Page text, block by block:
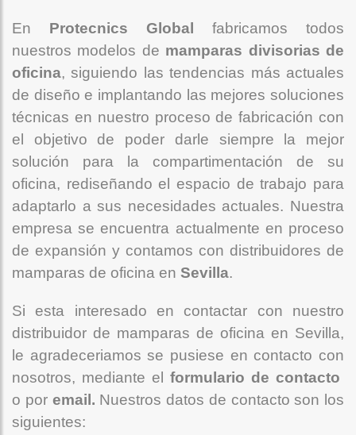
En Protecnics Global
fabricamos todos
nuestros modelos de mamparas divisorias de
oficina, siguiendo las tendencias más actuales
de diseño e implantando las mejores soluciones
técnicas en nuestro proceso de fabricación con
el objetivo de poder darle siempre la mejor
solución para la compartimentación de su
oficina, rediseñando el espacio de trabajo para
adaptarlo a sus necesidades actuales. Nuestra
empresa se encuentra actualmente en proceso
de expansión y contamos con distribuidores de
mamparas de oficina en Sevilla.
Si esta interesado en contactar con nuestro
distribuidor de mamparas de oficina en Sevilla,
le agradeceriamos se pusiese en contacto con
nosotros, mediante el formulario de contacto
o por email. Nuestros datos de contacto son los
siguientes: